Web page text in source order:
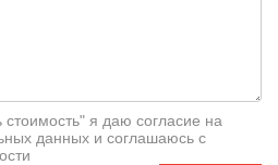
я даю согласие на
данных и соглашаюсь с